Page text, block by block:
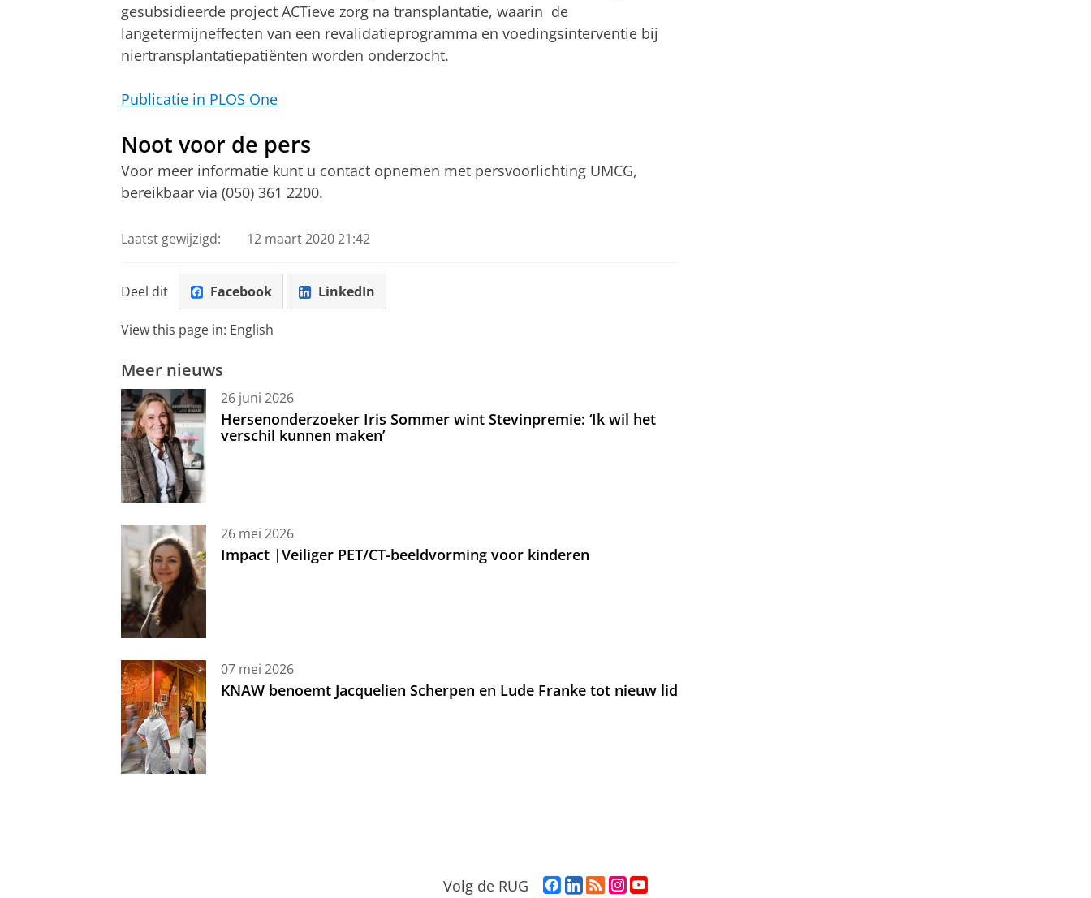
gesubsidieerde project ACTieve zorg na transplantatie, waarin de
langetermijneffecten van een revalidatieprogramma en voedingsinterventie bij
niertransplantatiepatiënten worden onderzocht.
Publicatie in PLOS One
Noot voor de pers
Voor meer informatie kunt u contact opnemen met persvoorlichting UMCG,
bereikbaar via (050) 361 2200.
Laatst gewijzigd: 12 maart 2020 21:42
Deel dit Facebook LinkedIn
View this page in: English
Meer nieuws
26 juni 2026
Hersenonderzoeker Iris Sommer wint Stevinpremie: ‘Ik wil het
verschil kunnen maken’
26 mei 2026
Impact |Veiliger PET/CT-beeldvorming voor kinderen
07 mei 2026
KNAW benoemt Jacquelien Scherpen en Lude Franke tot nieuw lid
Volg de RUG
F
L
R
I